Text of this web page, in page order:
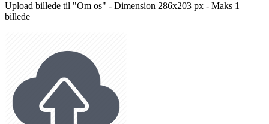
Upload billede til "Om os" - Dimension 286x203 px - Maks 1
billede